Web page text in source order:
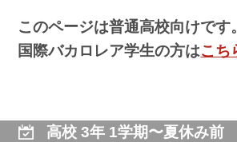
このページは普通高校向けです。
国際バカロレア学生の方はこち
高校 3年 1学期〜夏休み前